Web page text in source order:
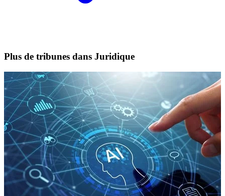
Plus de tribunes dans Juridique